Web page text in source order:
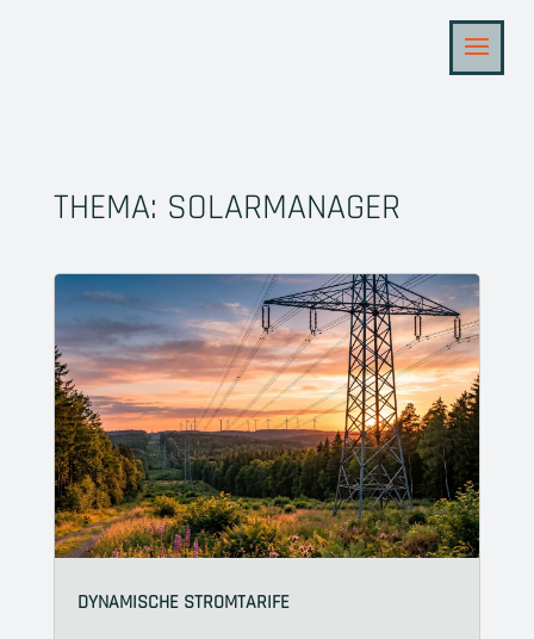
THEMA: SOLARMANAGER
DYNAMISCHE STROMTARIFE